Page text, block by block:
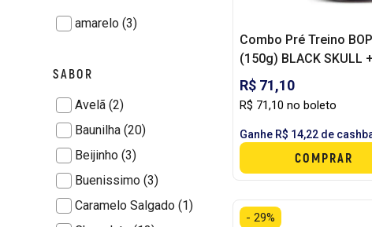
amarelo (3)
SABOR
Avelã (2)
Baunilha (20)
Beijinho (3)
Buenissimo (3)
Caramelo Salgado (1)
Combo Pré Treino
(150g) BLACK SKULL +
Pasta de Amendoim
POWER ONE
R$ 71,10
R$ 71,10 no boleto
Ganhe R$ 14,22 de
COMPRAR
- 29%